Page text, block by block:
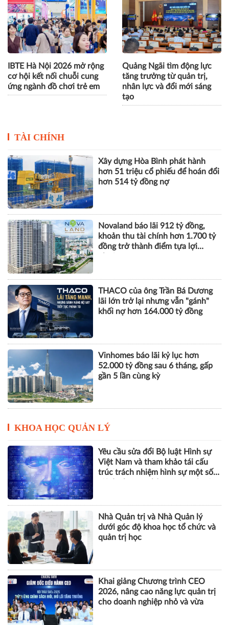
Hơn 1.000 việc làm ngành
xây dựng được giới thiệu
tại ngày hội tuyển dụng ở
TP.HCM
Mô hình kinh doanh nông
sản hướng tới thị trường
toàn cầu giành giải Nhất
IBA 2026
IBTE Hà Nội 2026 mở rộng
ứng ngành đồ chơi trẻ em
nhân lực và đổi mới sáng
tạo
TÀI CHÍNH
Xây dựng Hòa Bình phát hành
hơn 51 triệu cổ phiếu để hoán đổi
hơn 514 tỷ đồng nợ
Novaland báo lãi 912 tỷ đồng,
khoản thu tài chính hơn 1.700 tỷ
đồng trở thành điểm tựa lợi
THACO của ông Trần Bá Dương
lãi lớn trở lại nhưng vẫn "gánh"
khối nợ hơn 164.000 tỷ đồng
Vinhomes báo lãi kỷ lục hơn
gần 5 lần cùng kỳ
KHOA HỌC QUẢN LÝ
Yêu cầu sửa đổi Bộ luật Hình sự
Việt Nam và tham khảo tái cấu
trúc trách nhiệm hình sự một số
Nhà Quản trị và Nhà Quản lý
dưới góc độ khoa học tổ chức và
quản trị học